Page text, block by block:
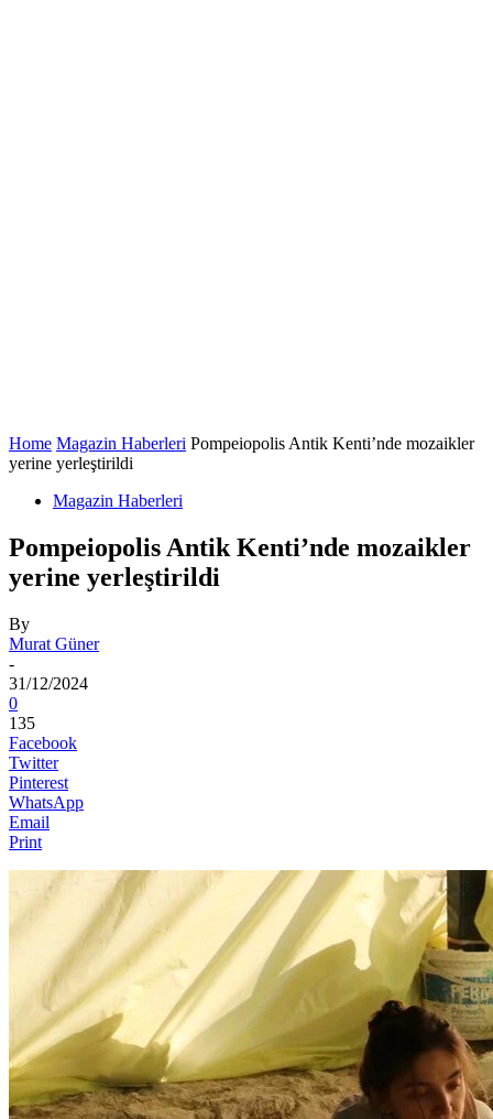
Home Magazin Haberleri Pompeiopolis Antik Kenti’nde mozaikler
yerine yerleştirildi
Magazin Haberleri
Pompeiopolis Antik Kenti’nde mozaikler
yerine yerleştirildi
By
Murat Güner
-
31/12/2024
0
135
Facebook
Twitter
Pinterest
WhatsApp
Email
Print